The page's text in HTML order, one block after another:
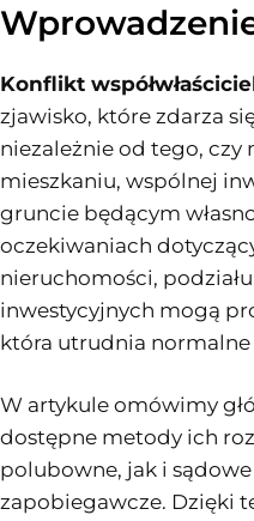
Konflikt
zjawisko, które zdarza
niezależnie od tego,
mieszkaniu, wspólnej
gruncie będącym
oczekiwaniach
nieruchomości,
inwestycyjnych mogą
która utrudnia
W artykule omówimy
dostępne metody ich
polubowne, jak i
zapobiegawcze. Dzięki